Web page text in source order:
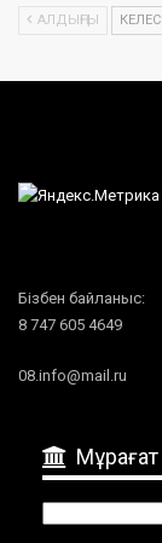
АЛДЫҢҒЫ КЕЛЕСІ
Бізбен байланыс:
8 747 605 4649
08.info@mail.ru
Мұрағат